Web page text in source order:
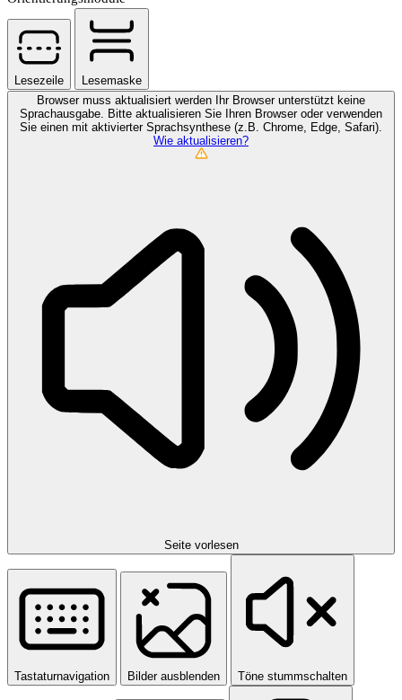
Lesezeile
Lesemaske
Browser muss aktualisiert werden
Ihr Browser unterstützt keine
Sprachausgabe. Bitte aktualisieren Sie Ihren Browser oder verwenden
Sie einen mit aktivierter Sprachsynthese (z.B. Chrome, Edge, Safari).
Wie aktualisieren?
Seite vorlesen
Tastaturnavigation Bilder ausblenden Töne stummschalten